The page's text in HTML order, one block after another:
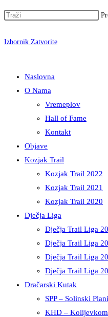
Izbornik Zatvorite
Naslovna
O Nama
Vremeplov
Hall of Fame
Kontakt
Objave
Kozjak Trail
Kozjak Trail 2022
Kozjak Trail 2021
Kozjak Trail 2020
Dječja Liga
Dječja Trail Liga
Dječja Trail Liga
Dječja Trail Liga
Dječja Trail Liga
Dračarski Kutak
SPP – Solinski
KHD –